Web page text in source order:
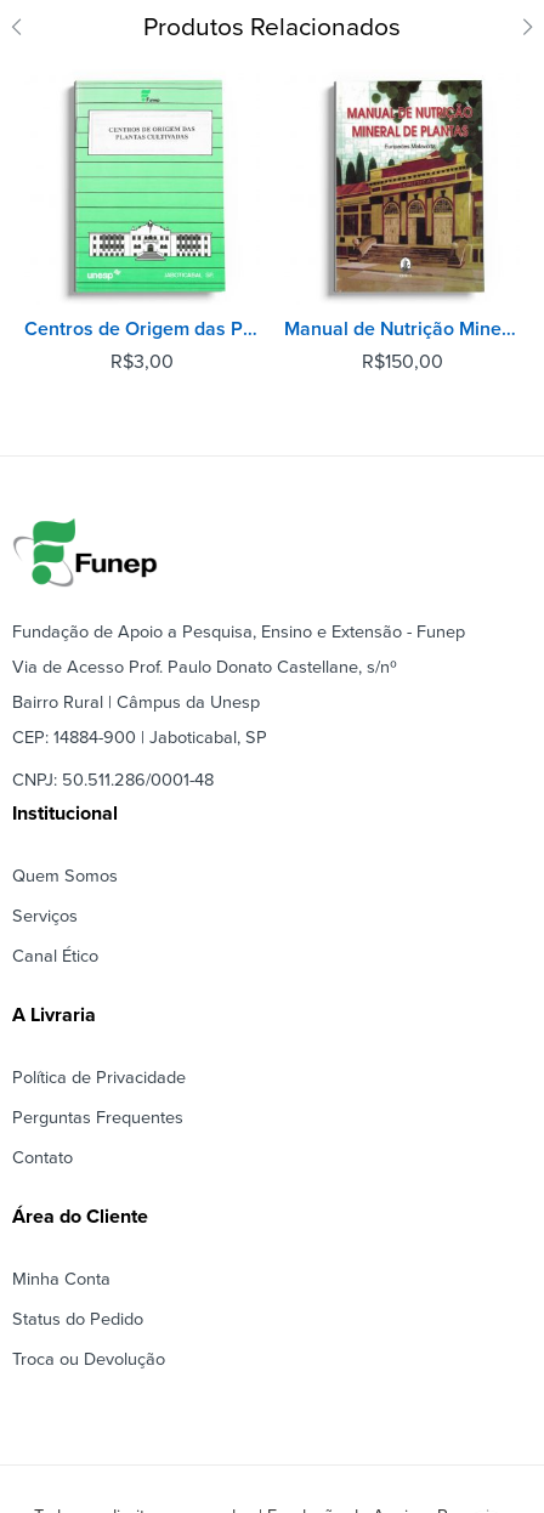
Produtos Relacionados
Centros de Origem das Plantas Cultivadas
R$3,00
Manual de Nutrição Mineral de Plantas
R$150,00
Fundação de Apoio a Pesquisa, Ensino e Extensão - Funep
Via de Acesso Prof. Paulo Donato Castellane, s/nº
Bairro Rural | Câmpus da Unesp
CEP: 14884-900 | Jaboticabal, SP
CNPJ: 50.511.286/0001-48
Institucional
Quem Somos
Serviços
Canal Ético
A Livraria
Política de Privacidade
Perguntas Frequentes
Contato
Área do Cliente
Minha Conta
Status do Pedido
Troca ou Devolução